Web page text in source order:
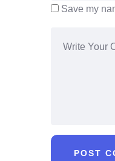
Save my